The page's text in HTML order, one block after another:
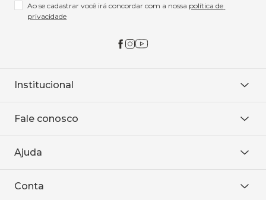
Ao se cadastrar você irá concordar com a nossa política de
privacidade
Institucional
Onde encontrar
Baixe o APP
Fale conosco
WhatsApp
Ajuda
Política de entrega
Conta